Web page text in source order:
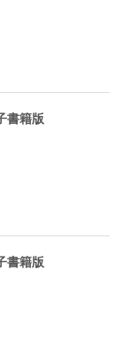
書籍版
書籍版